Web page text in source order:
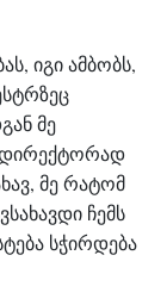
იგი ამბობს,
მე
მე რატომ
ჩემს
სჭირდება